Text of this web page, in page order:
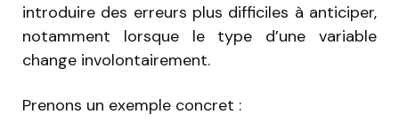
introduire des erreurs plus difficiles à anticiper,
notamment lorsque le type d’une variable
change involontairement.
Prenons un exemple concret :